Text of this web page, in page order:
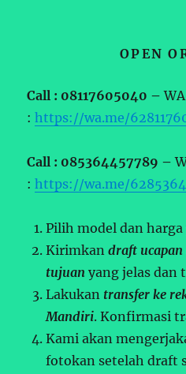
OPEN
Call : 08117605040 –WA
:https://wa.me/
Call : 085364457789 –
:https://wa.me/
Pilih model dan
Kirimkandraft ucapan
tujuan yang jelas dan
Lakukan transfer ke
Mandiri. Konfirmasi
Kami akan
fotokan setelah draft